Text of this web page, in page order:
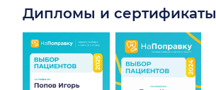
Дипломы и сертификаты